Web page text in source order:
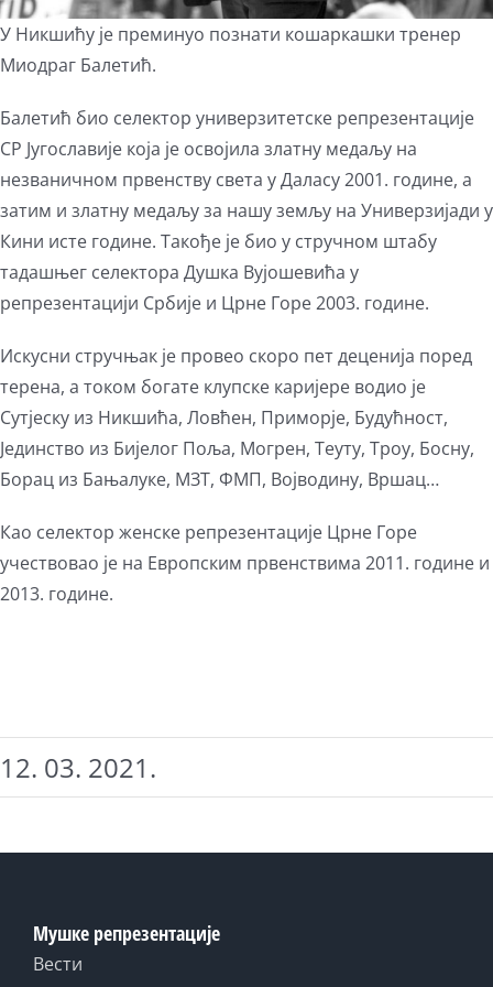
У Никшићу је преминуо познати кошаркашки тренер
Миодраг Балетић.
Балетић био селектор универзитетске репрезентације
СР Југославије која је освојила златну медаљу на
незваничном првенству света у Даласу 2001. године, а
затим и златну медаљу за нашу земљу на Универзијади у
Кини исте године. Такође је био у стручном штабу
тадашњег селектора Душка Вујошевића у
репрезентацији Србије и Црне Горе 2003. године.
Искусни стручњак је провео скоро пет деценија поред
терена, а током богате клупске каријере водио је
Сутјеску из Никшића, Ловћен, Приморје, Будућност,
Јединство из Бијелог Поља, Могрен, Теуту, Троу, Босну,
Борац из Бањалуке, МЗТ, ФМП, Војводину, Вршац…
Као селектор женске репрезентације Црне Горе
учествовао је на Европским првенствима 2011. године и
2013. године.
12. 03. 2021.
Мушке репрезентације
Вести